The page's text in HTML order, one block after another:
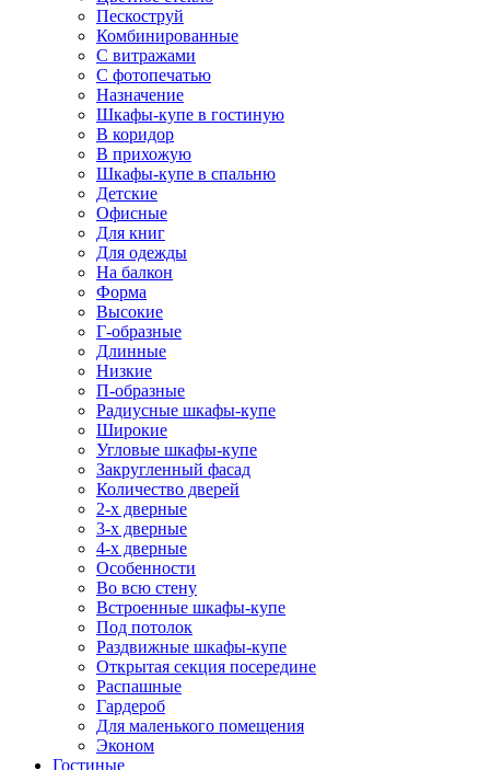
Пескоструй
Комбинированные
С витражами
С фотопечатью
Назначение
Шкафы-купе в гостиную
В коридор
В прихожую
Шкафы-купе в спальню
Детские
Офисные
Для книг
Для одежды
На балкон
Форма
Высокие
Г-образные
Длинные
Низкие
П-образные
Радиусные шкафы-купе
Широкие
Угловые шкафы-купе
Закругленный фасад
Количество дверей
2-х дверные
3-х дверные
4-х дверные
Особенности
Во всю стену
Встроенные шкафы-купе
Под потолок
Раздвижные шкафы-купе
Открытая секция посередине
Распашные
Гардероб
Для маленького помещения
Эконом
Гостиные